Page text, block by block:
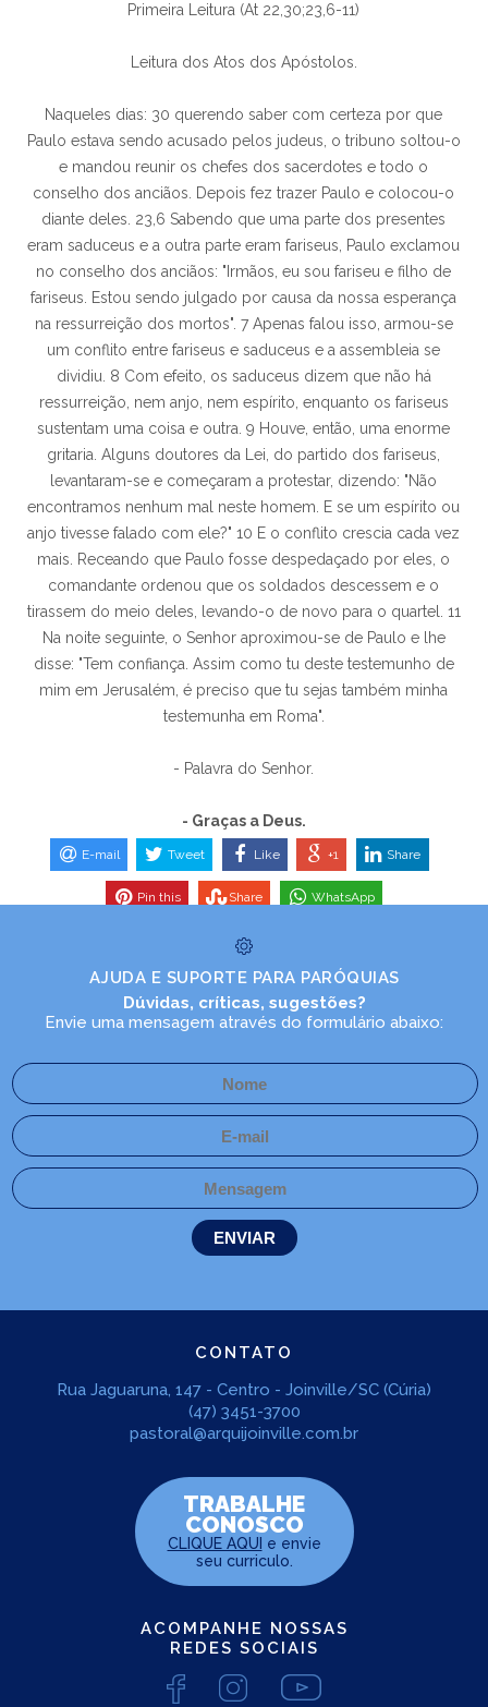
Primeira Leitura (At 22,30;23,6-11)
Leitura dos Atos dos Apóstolos.
Naqueles dias: 30 querendo saber com certeza por que
Paulo estava sendo acusado pelos judeus, o tribuno soltou-o
e mandou reunir os chefes dos sacerdotes e todo o
conselho dos anciãos. Depois fez trazer Paulo e colocou-o
diante deles. 23,6 Sabendo que uma parte dos presentes
eram saduceus e a outra parte eram fariseus, Paulo exclamou
no conselho dos anciãos: "Irmãos, eu sou fariseu e filho de
fariseus. Estou sendo julgado por causa da nossa esperança
na ressurreição dos mortos". 7 Apenas falou isso, armou-se
um conflito entre fariseus e saduceus e a assembleia se
dividiu. 8 Com efeito, os saduceus dizem que não há
ressurreição, nem anjo, nem espírito, enquanto os fariseus
sustentam uma coisa e outra. 9 Houve, então, uma enorme
gritaria. Alguns doutores da Lei, do partido dos fariseus,
levantaram-se e começaram a protestar, dizendo: "Não
encontramos nenhum mal neste homem. E se um espírito ou
anjo tivesse falado com ele?" 10 E o conflito crescia cada vez
mais. Receando que Paulo fosse despedaçado por eles, o
comandante ordenou que os soldados descessem e o
tirassem do meio deles, levando-o de novo para o quartel. 11
Na noite seguinte, o Senhor aproximou-se de Paulo e lhe
disse: "Tem confiança. Assim como tu deste testemunho de
mim em Jerusalém, é preciso que tu sejas também minha
testemunha em Roma".
- Palavra do Senhor.
- Graças a Deus.
E-mail Tweet Like +1 Share
Pin this Share WhatsApp
AJUDA E SUPORTE PARA PARÓQUIAS
Dúvidas, críticas, sugestões?
Envie uma mensagem através do formulário abaixo:
CONTATO
Rua Jaguaruna, 147 - Centro - Joinville/SC (Cúria)
(47) 3451-3700
pastoral@arquijoinville.com.br
TRABALHE
CONOSCO
CLIQUE AQUI e envie
seu curriculo.
ACOMPANHE NOSSAS
REDES SOCIAIS